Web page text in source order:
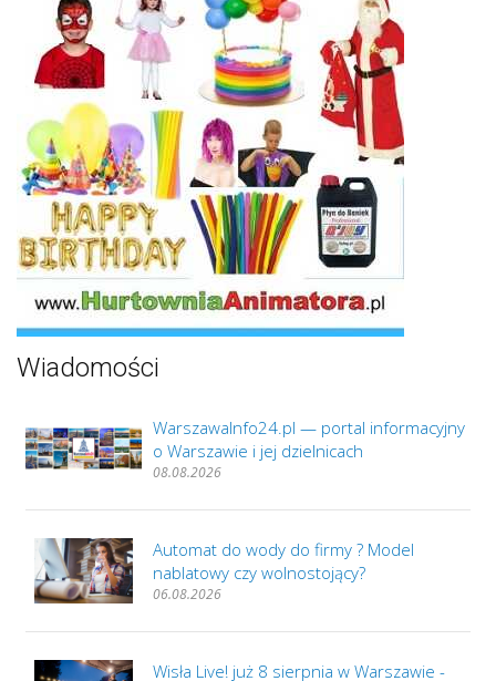
Wiadomości
WarszawaInfo24.pl — portal informacyjny
o Warszawie i jej dzielnicach
08.08.2026
Automat do wody do firmy ? Model
nablatowy czy wolnostojący?
06.08.2026
Wisła Live! już 8 sierpnia w Warszawie -